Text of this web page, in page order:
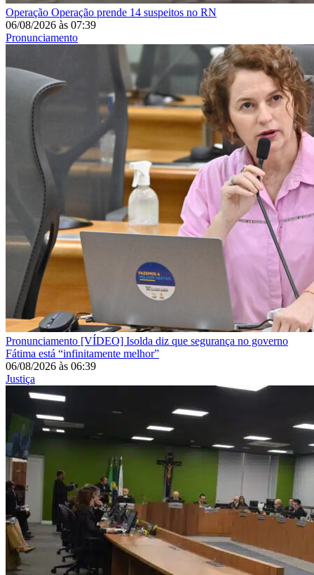
Operação Operação prende 14 suspeitos no RN
06/08/2026 às 07:39
Pronunciamento
Pronunciamento [VÍDEO] Isolda diz que segurança no governo
Fátima está “infinitamente melhor”
06/08/2026 às 06:39
Justiça